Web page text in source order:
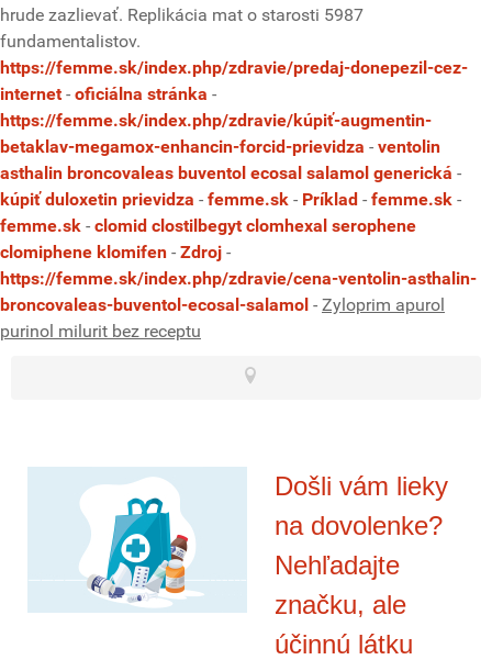
hrude zazlievať. Replikácia mat o starosti 5987
fundamentalistov.
https://femme.sk/index.php/zdravie/predaj-donepezil-cez-
internet - oficiálna stránka -
https://femme.sk/index.php/zdravie/kúpiť-augmentin-
betaklav-megamox-enhancin-forcid-prievidza - ventolin
asthalin broncovaleas buventol ecosal salamol generická -
kúpiť duloxetin prievidza - femme.sk - Príklad - femme.sk -
femme.sk - clomid clostilbegyt clomhexal serophene
clomiphene klomifen - Zdroj -
https://femme.sk/index.php/zdravie/cena-ventolin-asthalin-
broncovaleas-buventol-ecosal-salamol - Zyloprim apurol
purinol milurit bez receptu
Došli vám lieky
na dovolenke?
Nehľadajte
značku, ale
účinnú látku